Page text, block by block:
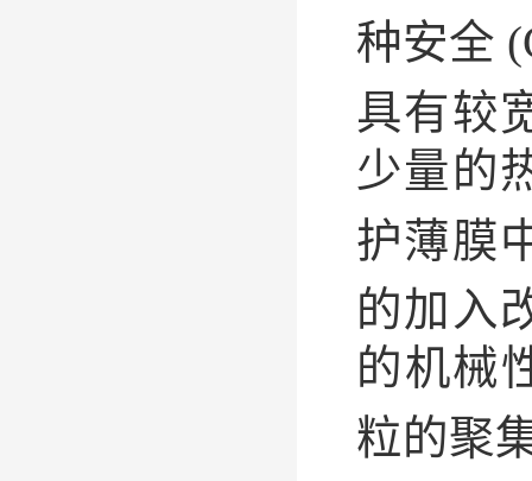
种安全
具有较
少量的
护薄膜
的加入
的机械
粒的聚